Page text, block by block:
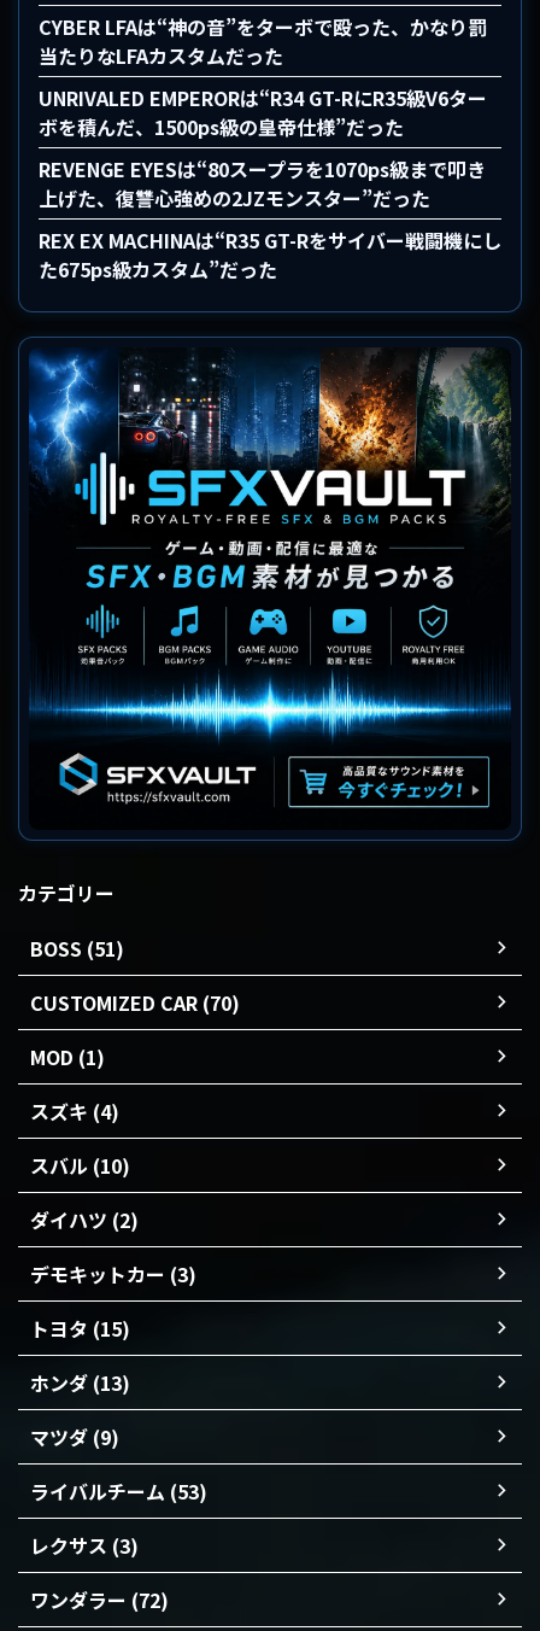
CYBER LFAは“神の音”をターボで殴った、かなり罰
当たりなLFAカスタムだった
UNRIVALED EMPERORは“R34 GT-RにR35級V6ター
ボを積んだ、1500ps級の皇帝仕様”だった
REVENGE EYESは“80スープラを1070ps級まで叩き
上げた、復讐心強めの2JZモンスター”だった
REX EX MACHINAは“R35 GT-Rをサイバー戦闘機にし
た675ps級カスタム”だった
カテゴリー
BOSS (51)
CUSTOMIZED CAR (70)
MOD (1)
スズキ (4)
スバル (10)
ダイハツ (2)
デモキットカー (3)
トヨタ (15)
ホンダ (13)
マツダ (9)
ライバルチーム (53)
レクサス (3)
ワンダラー (72)